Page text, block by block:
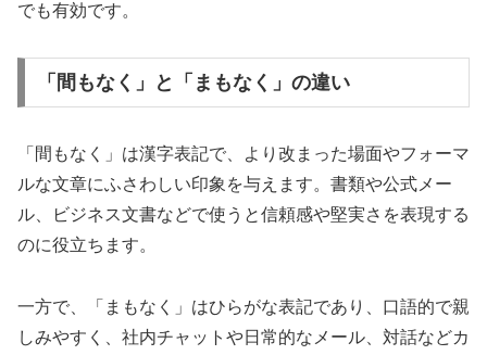
でも有効です。
「間もなく」と「まもなく」の違い
「間もなく」は漢字表記で、より改まった場面やフォーマ
ルな文章にふさわしい印象を与えます。書類や公式メー
ル、ビジネス文書などで使うと信頼感や堅実さを表現する
のに役立ちます。
一方で、「まもなく」はひらがな表記であり、口語的で親
しみやすく、社内チャットや日常的なメール、対話などカ